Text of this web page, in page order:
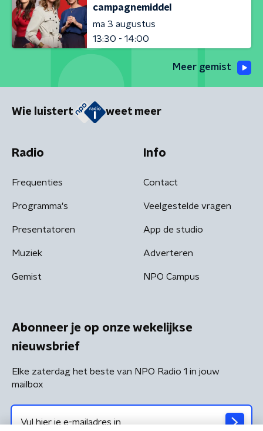
campagnemiddel
ma 3 augustus
13:30 - 14:00
Meer gemist
Wie luistert weet meer
Radio
Frequenties
Programma's
Presentatoren
Muziek
Gemist
Info
Contact
Veelgestelde vragen
App de studio
Adverteren
NPO Campus
Abonneer je op onze wekelijkse
nieuwsbrief
Elke zaterdag het beste van NPO Radio 1 in jouw
mailbox